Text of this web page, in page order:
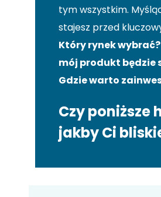
tym wszystkim.
stajesz przed
Który rynek
mój produkt będzie
Gdzie warto
Czy poniższe
jakby Ci